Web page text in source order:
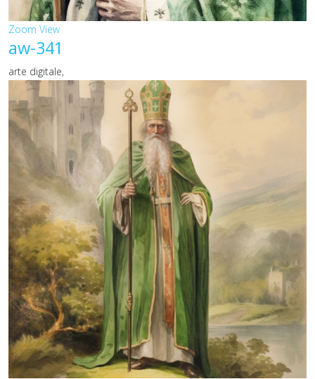
Zoom View
aw-341
arte digitale,